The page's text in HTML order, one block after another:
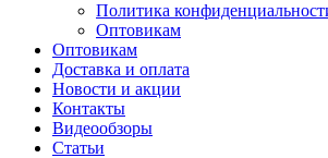
Политика
Оптовикам
Оптовикам
Доставка и оплата
Новости и акции
Контакты
Видеообзоры
Статьи